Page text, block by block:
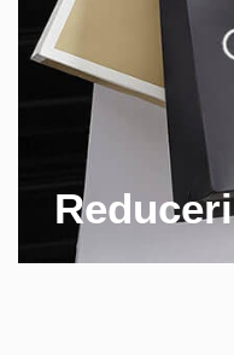
Reduceri